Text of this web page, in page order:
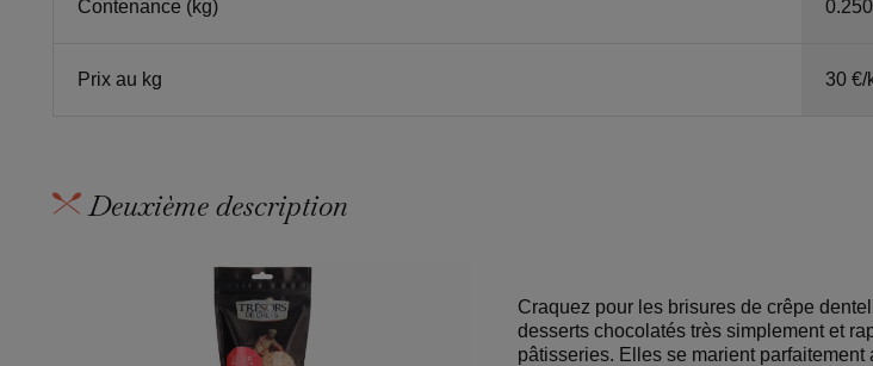
Contenance (kg) 0.250
Prix au kg 30 €/
Deuxième description
Craquez pour les brisures de crêpe
desserts chocolatés très simplement et
pâtisseries. Elles se marient